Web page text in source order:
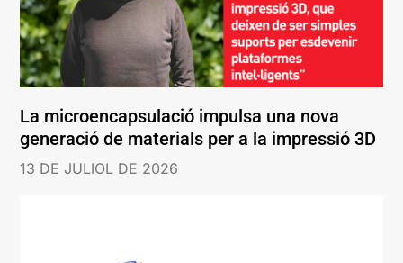
La microencapsulació impulsa una nova
generació de materials per a la impressió 3D
13 DE JULIOL DE 2026